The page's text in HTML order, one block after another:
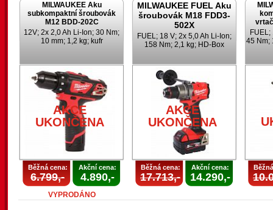
MILWAUKEE Aku
subkompaktní šroubovák
M12 BDD-202C
12V; 2x 2,0 Ah Li-Ion; 30 Nm;
10 mm; 1,2 kg; kufr
AKCE
UKONČENA
Běžná cena:
6.799,-
Akční cena:
4.890,-
VYPRODÁNO
MILWAUKEE FUEL Aku
šroubovák M18 FDD3-
502X
FUEL; 18 V; 2x 5,0 Ah Li-Ion;
158 Nm; 2,1 kg; HD-Box
AKCE
UKONČENA
Běžná cena:
17.713,-
Akční cena:
14.290,-
FUEL;
45 Nm;